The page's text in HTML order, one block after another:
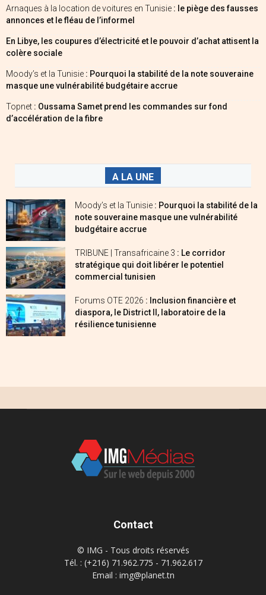
Arnaques à la location de voitures en Tunisie : le piège des fausses
annonces et le fléau de l’informel
En Libye, les coupures d’électricité et le pouvoir d’achat attisent la
colère sociale
Moody’s et la Tunisie : Pourquoi la stabilité de la note souveraine
masque une vulnérabilité budgétaire accrue
Topnet : Oussama Samet prend les commandes sur fond
d’accélération de la fibre
A LA UNE
Moody’s et la Tunisie : Pourquoi la stabilité de la
note souveraine masque une vulnérabilité
budgétaire accrue
TRIBUNE | Transafricaine 3 : Le corridor
stratégique qui doit libérer le potentiel
commercial tunisien
Forums OTE 2026 : Inclusion financière et
diaspora, le District II, laboratoire de la
résilience tunisienne
Contact
© IMG - Tous droits réservés
Tél. : (+216) 71.962.775 - 71.962.617
Email : img@planet.tn